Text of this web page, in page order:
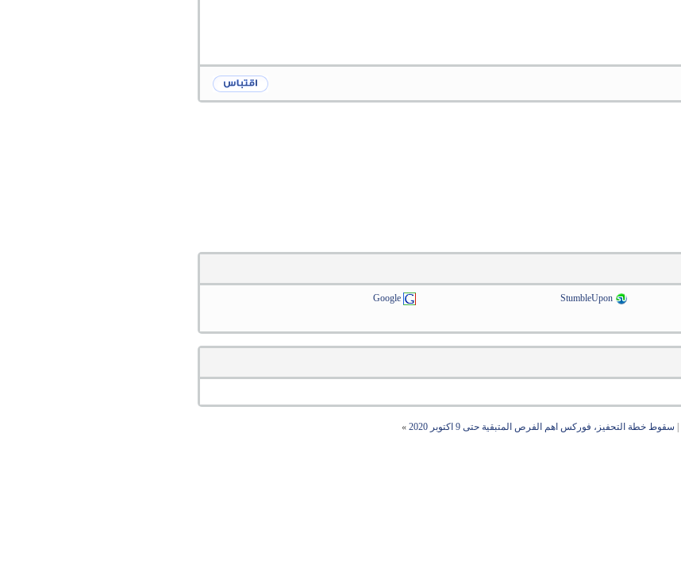
StumbleUpon
Google
سقوط خطة التحفيز، فوركس اهم الفرص المتبقية حتى 9 اكتوبر 2020 »